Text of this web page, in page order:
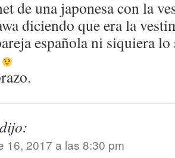
de una japonesa con la
diciendo que era la
española ni siquiera lo
dijo:
16, 2017 a las 8:30 pm